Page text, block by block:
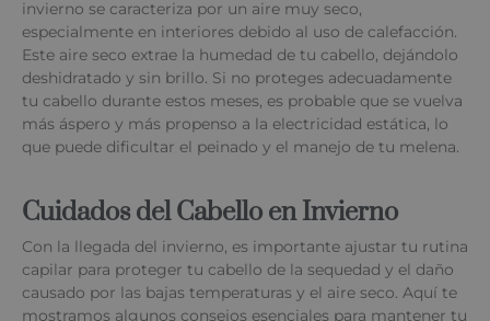
invierno se caracteriza por un aire muy seco,
especialmente en interiores debido al uso de calefacción.
Este aire seco extrae la humedad de tu cabello, dejándolo
deshidratado y sin brillo. Si no proteges adecuadamente
tu cabello durante estos meses, es probable que se vuelva
más áspero y más propenso a la electricidad estática, lo
que puede dificultar el peinado y el manejo de tu melena.
Cuidados del Cabello en Invierno
Con la llegada del invierno, es importante ajustar tu rutina
capilar para proteger tu cabello de la sequedad y el daño
causado por las bajas temperaturas y el aire seco. Aquí te
mostramos algunos consejos esenciales para mantener tu